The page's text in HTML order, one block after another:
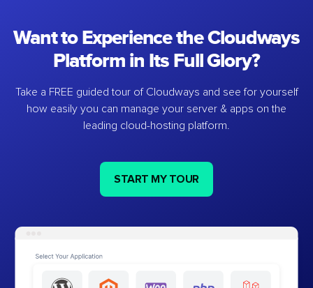
Want to Experience the Cloudways
Platform in Its Full Glory?
Take a FREE guided tour of Cloudways and see for yourself
how easily you can manage your server & apps on the
leading cloud-hosting platform.
START MY TOUR